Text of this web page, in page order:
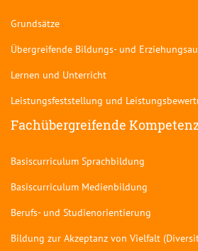
Grundsätze
Übergreifende Bildungs- und
Lernen und Unterricht
Leistungsfeststellung und
Fachübergreifende
Basiscurriculum Sprachbildung
Basiscurriculum Medienbildung
Berufs- und Studienorientierung
Bildung zur Akzeptanz von Vielfalt